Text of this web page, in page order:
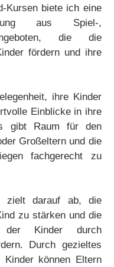
Kursen biete ich eine
aus Spiel-,
die die
fördern und ihre
ihre Kinder
Einblicke in ihre
gibt Raum für den
Großeltern und die
fachgerecht zu
zielt darauf ab, die
zu stärken und die
der Kinder durch
Durch gezieltes
Kinder können Eltern